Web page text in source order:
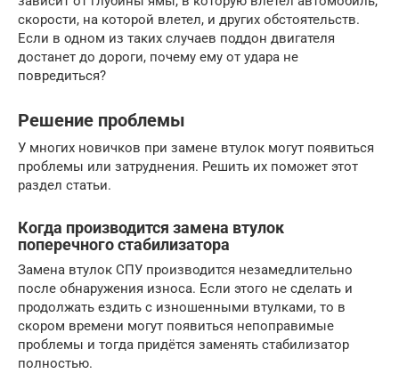
скорости, на которой влетел, и других обстоятельств.
Если в одном из таких случаев поддон двигателя
достанет до дороги, почему ему от удара не
повредиться?
Решение проблемы
У многих новичков при замене втулок могут появиться
проблемы или затруднения. Решить их поможет этот
раздел статьи.
Когда производится замена втулок
поперечного стабилизатора
Замена втулок СПУ производится незамедлительно
после обнаружения износа. Если этого не сделать и
продолжать ездить с изношенными втулками, то в
скором времени могут появиться непоправимые
проблемы и тогда придётся заменять стабилизатор
полностью.